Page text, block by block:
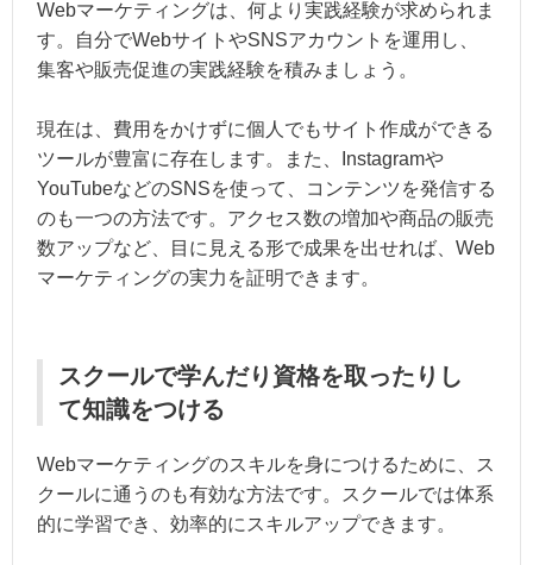
Webマーケティングは、何より実践経験が求められま
す。自分でWebサイトやSNSアカウントを運用し、
集客や販売促進の実践経験を積みましょう。
現在は、費用をかけずに個人でもサイト作成ができる
ツールが豊富に存在します。また、Instagramや
YouTubeなどのSNSを使って、コンテンツを発信する
のも一つの方法です。アクセス数の増加や商品の販売
数アップなど、目に見える形で成果を出せれば、Web
マーケティングの実力を証明できます。
スクールで学んだり資格を取ったりし
て知識をつける
Webマーケティングのスキルを身につけるために、ス
クールに通うのも有効な方法です。スクールでは体系
的に学習でき、効率的にスキルアップできます。